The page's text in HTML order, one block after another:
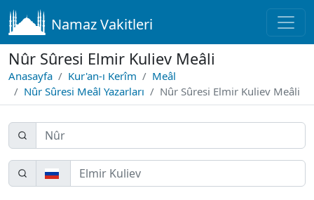
Namaz Vakitleri
Nûr Sûresi Elmir Kuliev Meâli
Anasayfa Kur'an-ı Kerîm
Meâl
Nûr Sûresi Meâl Yazarları
Nûr Sûresi Elmir Kuliev Meâli